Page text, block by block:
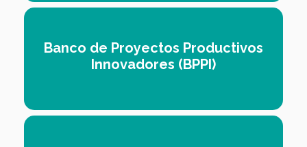
Banco de Proyectos Productivos
Innovadores (BPPI)